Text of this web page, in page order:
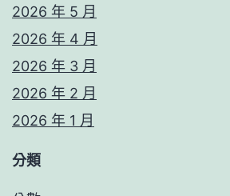
2026 年 5 月
2026 年 4 月
2026 年 3 月
2026 年 2 月
2026 年 1 月
分類